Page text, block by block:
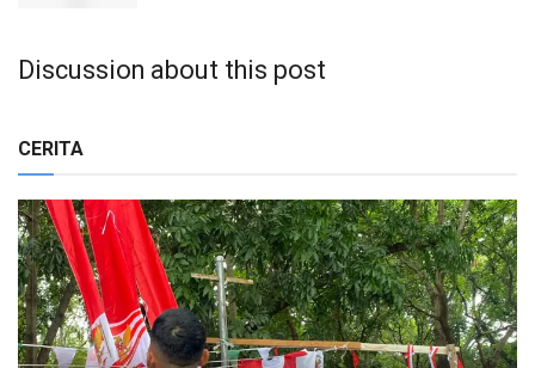
Discussion about this post
CERITA